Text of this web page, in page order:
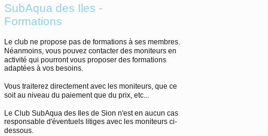
SubAqua des Iles -
Formations
Le club ne propose pas de formations à ses membres.
Néanmoins, vous pouvez contacter des moniteurs en
activité qui pourront vous proposer des formations
adaptées à vos besoins.
Vous traiterez directement avec les moniteurs, que ce
soit au niveau du paiement que du prix, etc...
Le Club SubAqua des Iles de Sion n'est en aucun cas
responsable d'éventuels litiges avec les moniteurs ci-
dessous.